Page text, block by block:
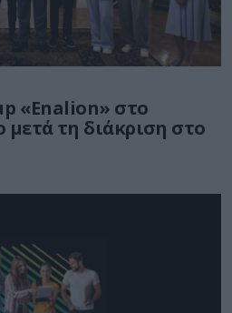
«Enalion» στο
μετά τη διάκριση στο